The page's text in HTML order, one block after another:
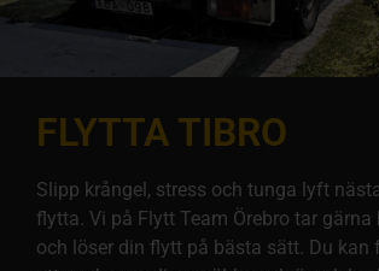
FLYTTA TIBRO
Slipp krångel, stress och tunga lyft
flytta. Vi på Flytt Team Örebro tar
och löser din flytt på bästa sätt. Du kan